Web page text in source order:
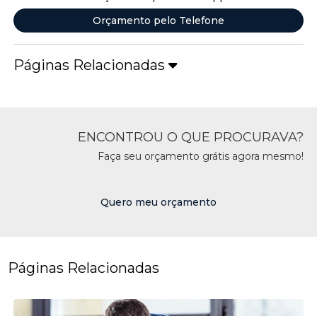
Orçamento pelo Telefone
Páginas Relacionadas
ENCONTROU O QUE PROCURAVA?
Faça seu orçamento grátis agora mesmo!
Quero meu orçamento
Páginas Relacionadas